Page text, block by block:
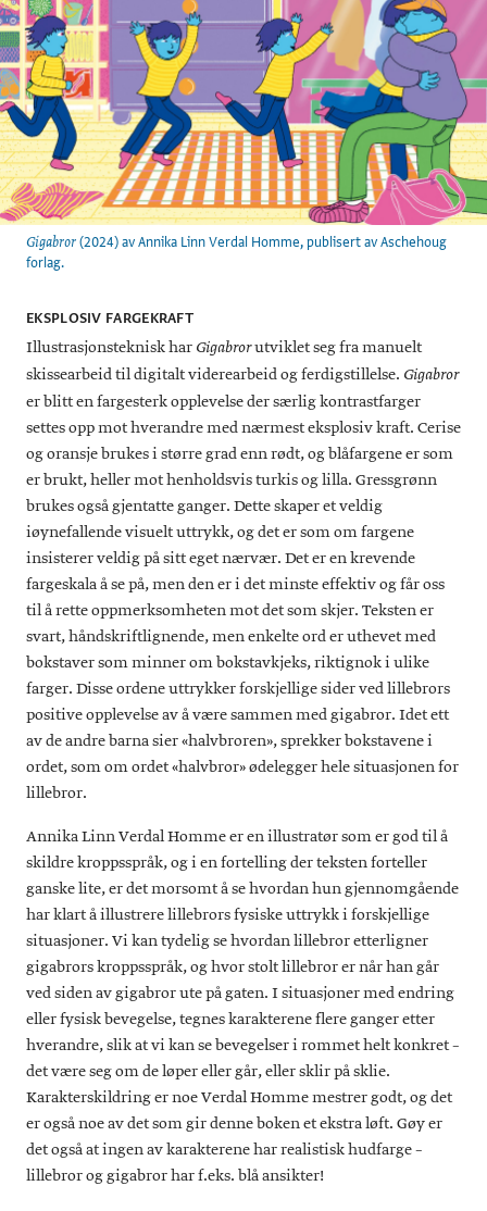
Gigabror (2024) av Annika Linn Verdal Homme, publisert av Aschehoug
forlag.
EKSPLOSIV FARGEKRAFT
Illustrasjonsteknisk har Gigabrorutviklet seg fra manuelt
skissearbeid til digitalt viderearbeid og ferdigstillelse. Gigabror
er blitt en fargesterk opplevelse der særlig kontrastfarger
settes opp mot hverandre med nærmest eksplosiv kraft. Cerise
og oransje brukes i større grad enn rødt, og blåfargene er som
er brukt, heller mot henholdsvis turkis og lilla. Gressgrønn
brukes også gjentatte ganger. Dette skaper et veldig
iøynefallende visuelt uttrykk, og det er som om fargene
insisterer veldig på sitt eget nærvær. Det er en krevende
fargeskala å se på, men den er i det minste effektiv og får oss
til å rette oppmerksomheten mot det som skjer. Teksten er
svart, håndskriftlignende, men enkelte ord er uthevet med
bokstaver som minner om bokstavkjeks, riktignok i ulike
farger. Disse ordene uttrykker forskjellige sider ved lillebrors
positive opplevelse av å være sammen med gigabror. Idet ett
av de andre barna sier «halvbroren», sprekker bokstavene i
ordet, som om ordet «halvbror» ødelegger hele situasjonen for
lillebror.
Annika Linn Verdal Homme er en illustratør som er god til å
skildre kroppsspråk, og i en fortelling der teksten forteller
ganske lite, er det morsomt å se hvordan hun gjennomgående
har klart å illustrere lillebrors fysiske uttrykk i forskjellige
situasjoner. Vi kan tydelig se hvordan lillebror etterligner
gigabrors kroppsspråk, og hvor stolt lillebror er når han går
ved siden av gigabror ute på gaten. I situasjoner med endring
eller fysisk bevegelse, tegnes karakterene flere ganger etter
hverandre, slik at vi kan se bevegelser i rommet helt konkret –
det være seg om de løper eller går, eller sklir på sklie.
Karakterskildring er noe Verdal Homme mestrer godt, og det
er også noe av det som gir denne boken et ekstra løft. Gøy er
det også at ingen av karakterene har realistisk hudfarge –
lillebror og gigabror har f.eks. blå ansikter!